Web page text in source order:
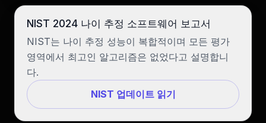
NIST 2024 나이 추정 소프트웨어 보고서
NIST는 나이 추정 성능이 복합적이며 모든 평가
영역에서 최고인 알고리즘은 없었다고 설명합니
다.
NIST 업데이트 읽기